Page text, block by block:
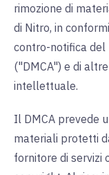
rimozione di
di Nitro, in
contro-notifica del
("DMCA") e di
intellettuale.
Il DMCA prevede
materiali protetti
fornitore di servizi